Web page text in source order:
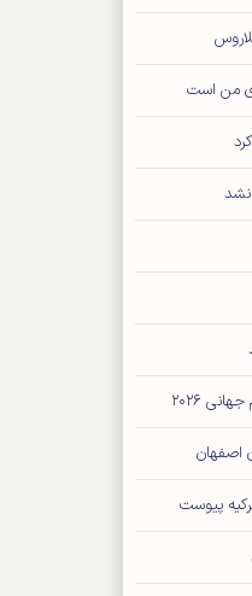
من است
نشد
۲۰۲۶
اصفهان
پیوست